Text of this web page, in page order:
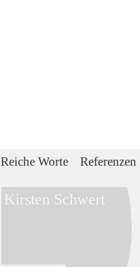
Reiche Worte Referenzen
Kirsten Schwert